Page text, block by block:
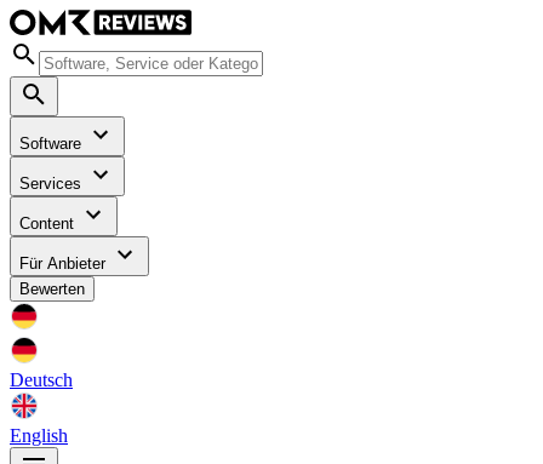
Software
Services
Content
Für Anbieter
Bewerten
Deutsch
English